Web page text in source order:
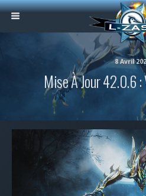
8 Avril
Mise À Jour 42.0.6